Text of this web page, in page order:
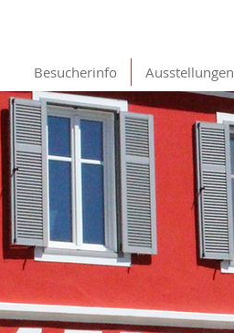
Besucherinfo Ausstellungen